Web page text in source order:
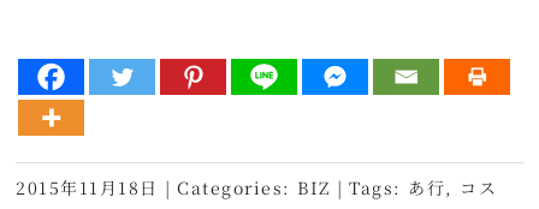
2015年11月18日 | Categories: BIZ | Tags: あ行, コス